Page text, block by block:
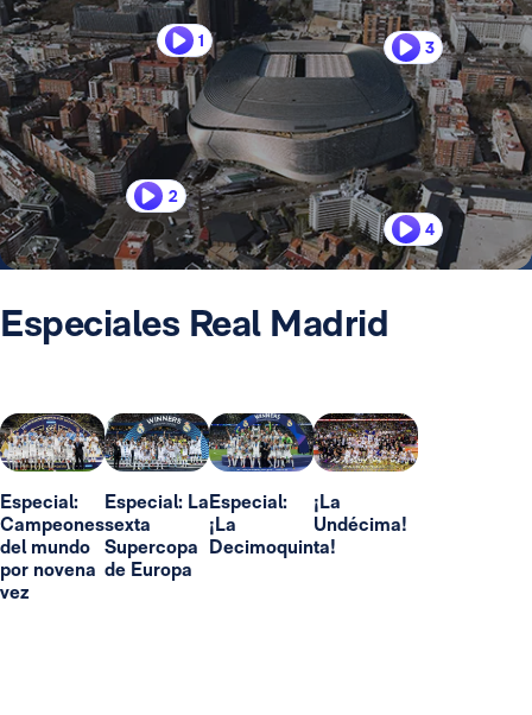
1
2
3
4
Especiales Real Madrid
Especial:
Campeones
del mundo
por novena
vez
Especial: La
sexta
Supercopa
de Europa
Especial:
¡La
Decimoquinta!
¡La
Undécima!